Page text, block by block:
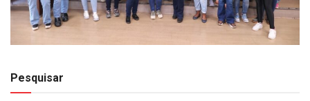
Pesquisar